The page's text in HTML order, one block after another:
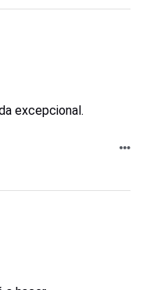
excepcional.